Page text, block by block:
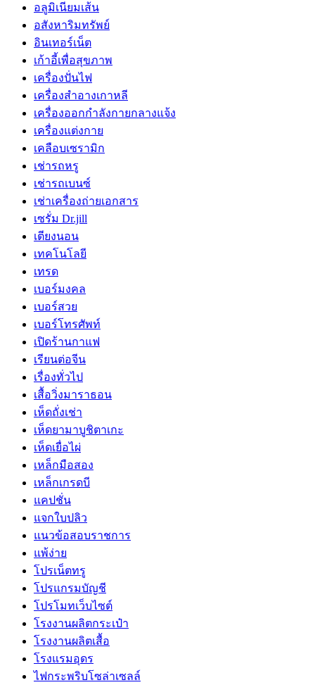
อลูมิเนียมเส้น
อสังหาริมทรัพย์
อินเทอร์เน็ต
เก้าอี้เพื่อสุขภาพ
เครื่องปั่นไฟ
เครื่องสำอางเกาหลี
เครื่องออกกำลังกายกลางแจ้ง
เครื่องแต่งกาย
เคลือบเซรามิก
เช่ารถหรู
เช่ารถเบนซ์
เช่าเครื่องถ่ายเอกสาร
เซรั่ม Dr.jill
เตียงนอน
เทคโนโลยี
เทรด
เบอร์มงคล
เบอร์สวย
เบอร์โทรศัพท์
เปิดร้านกาแฟ
เรียนต่อจีน
เรื่องทั่วไป
เสื้อวิ่งมาราธอน
เห็ดถั่งเช่า
เห็ดยามาบูชิตาเกะ
เห็ดเยื่อไผ่
เหล็กมือสอง
เหล็กเกรดบี
แคปชั่น
แจกใบปลิว
แนวข้อสอบราชการ
แพ้ง่าย
โปรเน็ตทรู
โปรแกรมบัญชี
โปรโมทเว็บไซต์
โรงงานผลิตกระเป๋า
โรงงานผลิตเสื้อ
โรงแรมอุดร
ไฟกระพริบโซล่าเซลล์